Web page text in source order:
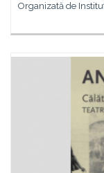
Organizată de